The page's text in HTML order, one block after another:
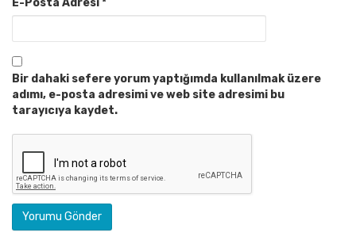
E-Posta Adresi*
Bir dahaki sefere yorum yaptığımda kullanılmak üzere
adımı, e-posta adresimi ve web site adresimi bu
tarayıcıya kaydet.